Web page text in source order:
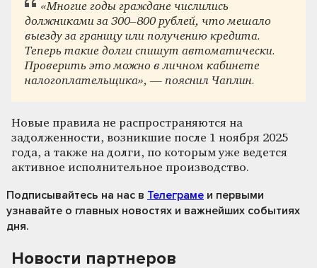
«Многие годы граждане числились
должниками за 300–800 рублей, что мешало
выезду за границу или получению кредита.
Теперь такие долги спишут автоматически.
Проверить это можно в личном кабинете
налогоплательщика», — пояснил Чаплин.
Новые правила не распространяются на
задолженности, возникшие после 1 ноября 2025
года, а также на долги, по которым уже ведется
активное исполнительное производство.
Подписывайтесь на нас в Телеграме и первыми
узнавайте о главных новостях и важнейших событиях
дня.
Новости партнеров